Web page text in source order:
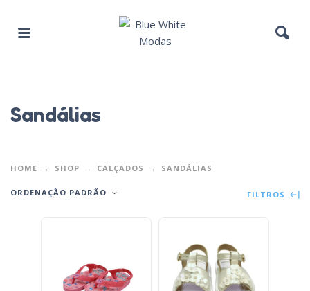
Sandálias
HOME SHOP CALÇADOS SANDÁLIAS
ORDENAÇÃO PADRÃO FILTROS